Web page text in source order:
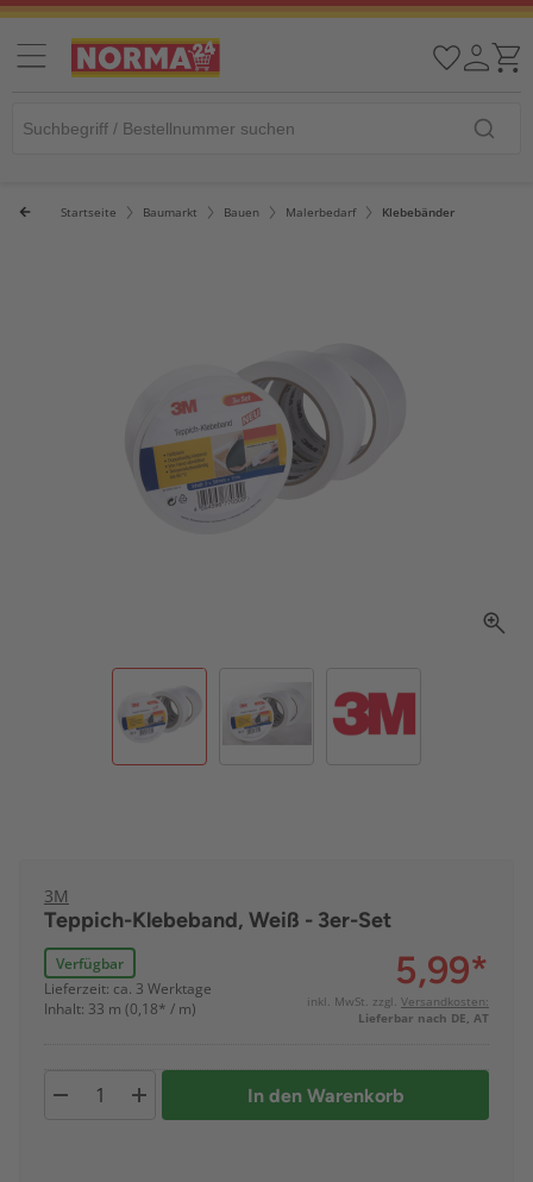
Startseite Baumarkt Bauen Malerbedarf Klebebänder
3M
Teppich-Klebeband, Weiß - 3er-Set
Verfügbar
Lieferzeit: ca. 3 Werktage
Inhalt: 33 m (0,18* / m)
5,99*
inkl. MwSt. zzgl. Versandkosten:
Lieferbar nach DE, AT
In den Warenkorb